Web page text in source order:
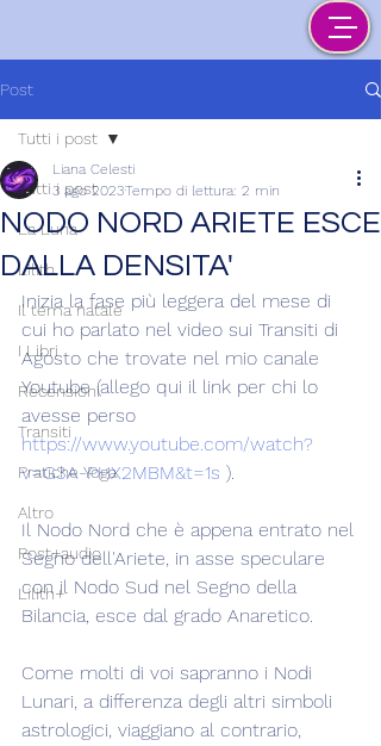
Post
Tutti i post
La Luna
Lilith
Il tema natale
I Libri
Recensioni
Transiti
Pratiche Yoga
Altro
Post+audio
Lilith+
Tutti i post
NODO NORD ARIETE ESCE
DALLA DENSITA'
Liana Celesti
3 ago 2023Tempo di lettura: 2 min
Inizia la fase più leggera del mese di
cui ho parlato nel video sui Transiti di
Agosto che trovate nel mio canale
Youtube (allego qui il link per chi lo
avesse perso
https://www.youtube.com/watch?
v=G3A-PHX2MBM&t=1s ).
Il Nodo Nord che è appena entrato nel
Segno dell'Ariete, in asse speculare
con il Nodo Sud nel Segno della
Bilancia, esce dal grado Anaretico.
Come molti di voi sapranno i Nodi
Lunari, a differenza degli altri simboli
astrologici, viaggiano al contrario,